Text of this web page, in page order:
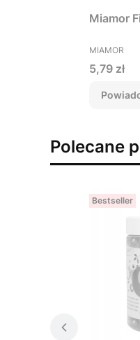
Miamor
PRODUCENT
MIAMOR
Cena
5,79 zł
Polecane
Bestseller